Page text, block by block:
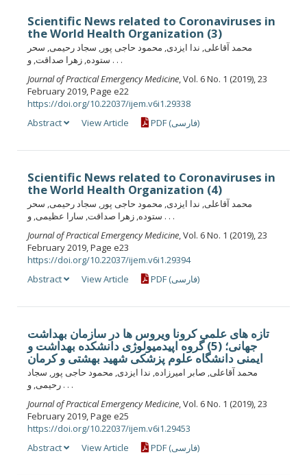
Scientific News related to Coronaviruses in
the World Health Organization (3)
محمد آقاعلی, ندا ایزدی, محمود حاجی پور, سجاد رحیمی, سحر
ستوده, زهرا صداقت, و . . .
Journal of Practical Emergency Medicine, Vol. 6 No. 1 (2019), 23
February 2019, Page e22
https://doi.org/10.22037/ijem.v6i1.29338
Abstract
View Article PDF (فارسی)
Scientific News related to Coronaviruses in
the World Health Organization (4)
محمد آقاعلی, ندا ایزدی, محمود حاجی پور, سجاد رحیمی, سحر
ستوده, زهرا صداقت, سارا عظیمی, و . . .
Journal of Practical Emergency Medicine, Vol. 6 No. 1 (2019), 23
February 2019, Page e23
https://doi.org/10.22037/ijem.v6i1.29394
Abstract
View Article PDF (فارسی)
تازه های علمی کرونا ویروس ها در سازمان بهداشت
جهانی؛ (5) گروه اپیدمیولوژی دانشکده بهداشت و
ایمنی دانشگاه علوم پزشکی شهید بهشتی و کرمان
محمد آقاعلی, صابر امیرزاده, ندا ایزدی, محمود حاجی پور, سجاد
رحیمی, و . . .
Journal of Practical Emergency Medicine, Vol. 6 No. 1 (2019), 23
February 2019, Page e25
https://doi.org/10.22037/ijem.v6i1.29453
Abstract
View Article PDF (فارسی)